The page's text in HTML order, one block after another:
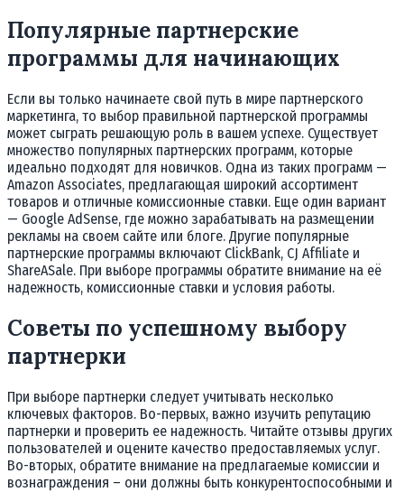
Популярные партнерские
программы для начинающих
Если вы только начинаете свой путь в мире партнерского
маркетинга, то выбор правильной партнерской программы
может сыграть решающую роль в вашем успехе. Существует
множество популярных партнерских программ, которые
идеально подходят для новичков. Одна из таких программ —
Amazon Associates, предлагающая широкий ассортимент
товаров и отличные комиссионные ставки. Еще один вариант
— Google AdSense, где можно зарабатывать на размещении
рекламы на своем сайте или блоге. Другие популярные
партнерские программы включают ClickBank, CJ Affiliate и
ShareASale. При выборе программы обратите внимание на её
надежность, комиссионные ставки и условия работы.
Советы по успешному выбору
партнерки
При выборе партнерки следует учитывать несколько
ключевых факторов. Во-первых, важно изучить репутацию
партнерки и проверить ее надежность. Читайте отзывы других
пользователей и оцените качество предоставляемых услуг.
Во-вторых, обратите внимание на предлагаемые комиссии и
вознаграждения – они должны быть конкурентоспособными и